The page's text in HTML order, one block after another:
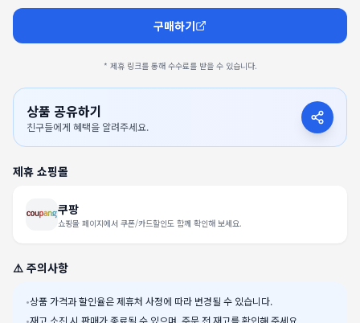
구매하기
* 제휴 링크를 통해 수수료를 받을 수 있습니다.
상품 공유하기
친구들에게 혜택을 알려주세요.
제휴 쇼핑몰
쿠팡
쇼핑몰 페이지에서 쿠폰/카드할인도 함께 확인해 보세요.
⚠️ 주의사항
•상품 가격과 할인율은 제휴처 사정에 따라 변경될 수 있습니다.
•재고 소진 시 판매가 종료될 수 있으며, 주문 전 재고를 확인해 주세요.